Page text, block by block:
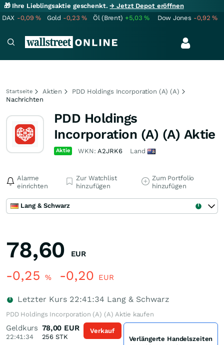
🎁 Ihre Lieblingsaktie geschenkt.→ Jetzt Depot eröffnen
DAX -0,09% Gold -0,23% Öl (Brent) +5,03% Dow Jones -0,92%
Startseite Aktien
PDD Holdings Incorporation (A) (A)
Nachrichten
PDD Holdings
Incorporation (A) (A) Aktie
Aktie WKN:A2JRK6 Land
Alarme
einrichten
Zur Watchlist
hinzufügen
Zum Portfolio
hinzufügen
Lang & Schwarz
78,60 EUR
-0,25 % -0,20 EUR
Letzter Kurs 22:41:34 Lang & Schwarz
PDD Holdings Incorporation (A) (A) Aktie kaufen
Geldkurs
22:41:34
78,00 EUR
256 STK
Verkauf
Verlängerte Handelszeiten